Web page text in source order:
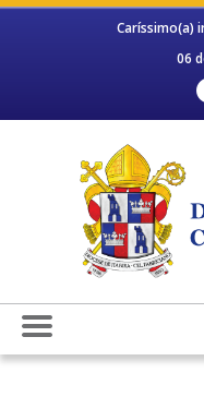
Caríssimo(a)
06